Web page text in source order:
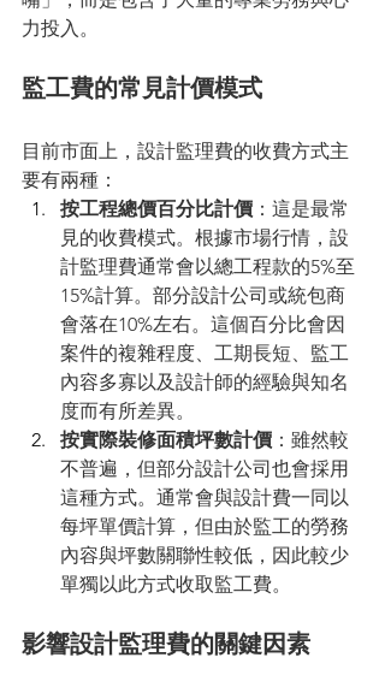
力投入。
監工費的常見計價模式
目前市面上，設計監理費的收費方式主
要有兩種：
按工程總價百分比計價 ：這是最常
見的收費模式。根據市場行情，設
計監理費通常會以總工程款的5%至
15%計算。部分設計公司或統包商
會落在10%左右。這個百分比會因
案件的複雜程度、工期長短、監工
內容多寡以及設計師的經驗與知名
度而有所差異。
按實際裝修面積坪數計價 ：雖然較
不普遍，但部分設計公司也會採用
這種方式。通常會與設計費一同以
每坪單價計算，但由於監工的勞務
內容與坪數關聯性較低，因此較少
單獨以此方式收取監工費。
影響設計監理費的關鍵因素